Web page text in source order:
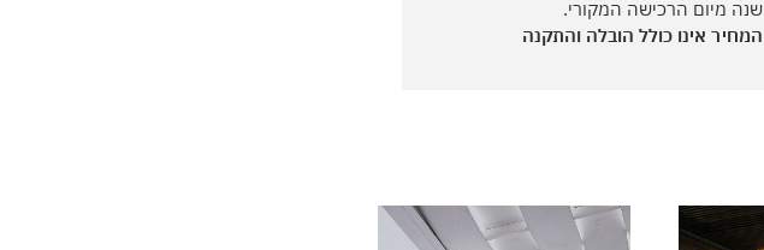
שנה מיום הרכישה המקורי.
המחיר אינו כולל הובלה והתקנה